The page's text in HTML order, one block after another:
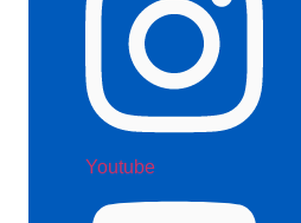
Youtube